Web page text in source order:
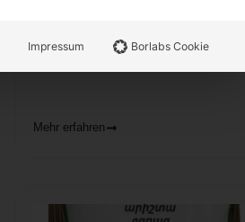
inkl. MwSt.
In den Warenkorb
Mehr erfahren
Impressum Borlabs Cookie